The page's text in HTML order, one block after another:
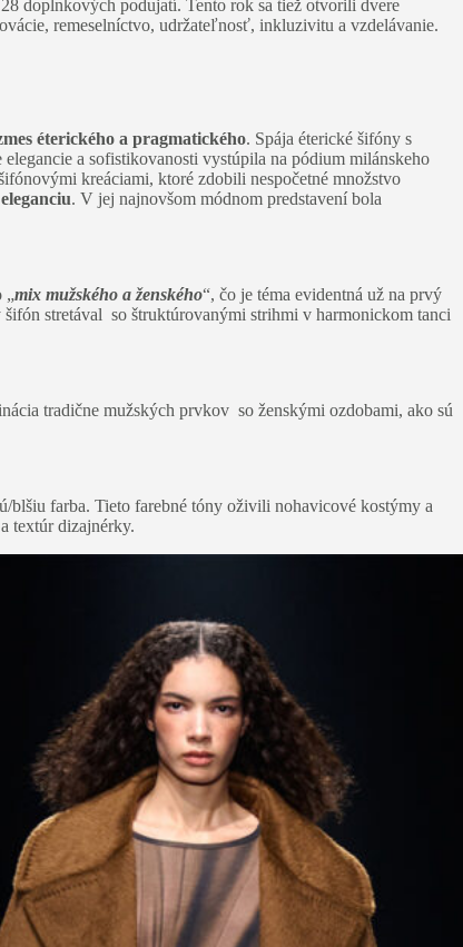
doplnkových podujatí. Tento rok sa tiež otvorili dvere
remeselníctvo, udržateľnosť, inkluzivitu a vzdelávanie.
éterického a pragmatického. Spája éterické šifóny s
elegancie a sofistikovanosti vystúpila na pódium milánskeho
kreáciami, ktoré zdobili nespočetné množstvo
. V jej najnovšom módnom predstavení bola
„mix mužského a ženského“, čo je téma evidentná už na prvý
stretával so štruktúrovanými strihmi v harmonickom tanci
tradične mužských prvkov so ženskými ozdobami, ako sú
blšiu farba. Tieto farebné tóny oživili nohavicové kostýmy a
textúr dizajnérky.